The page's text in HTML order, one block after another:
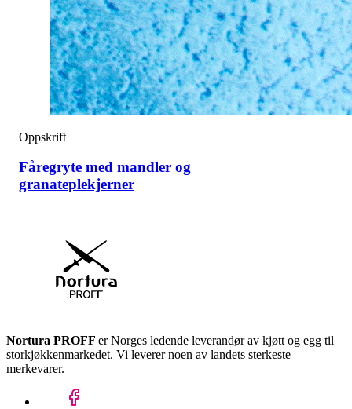
Oppskrift
Fåregryte med mandler og
granateplekjerner
Nortura PROFF er Norges ledende leverandør av kjøtt og egg til
storkjøkkenmarkedet. Vi leverer noen av landets sterkeste
merkevarer.